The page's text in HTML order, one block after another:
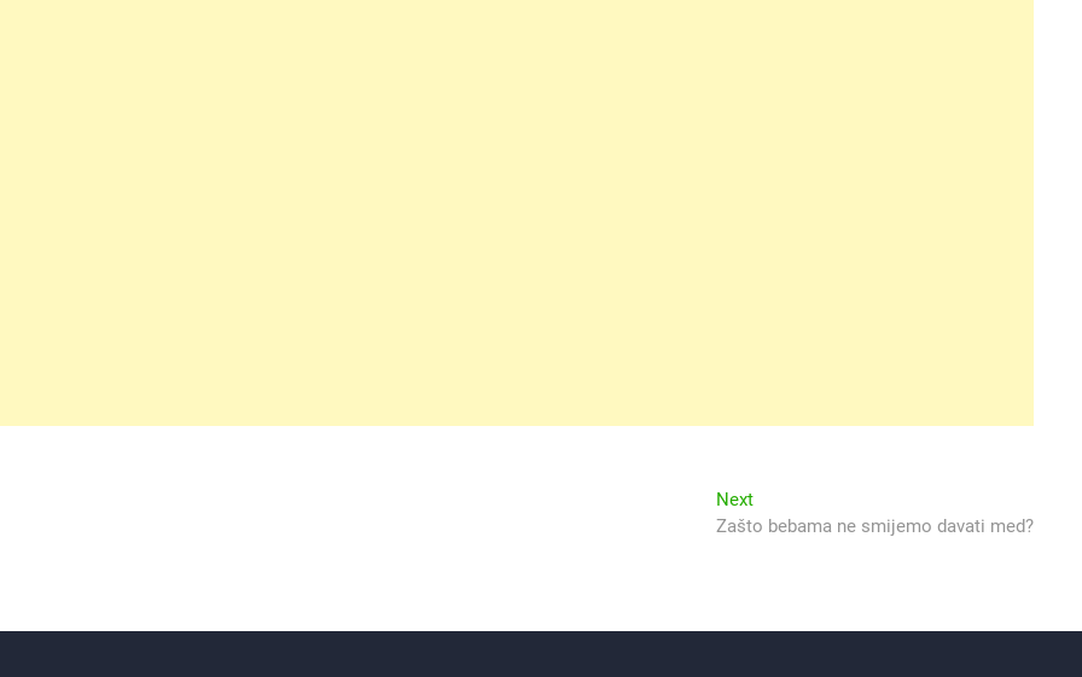
NextNext
post:
Zašto bebama ne smijemo davati med?